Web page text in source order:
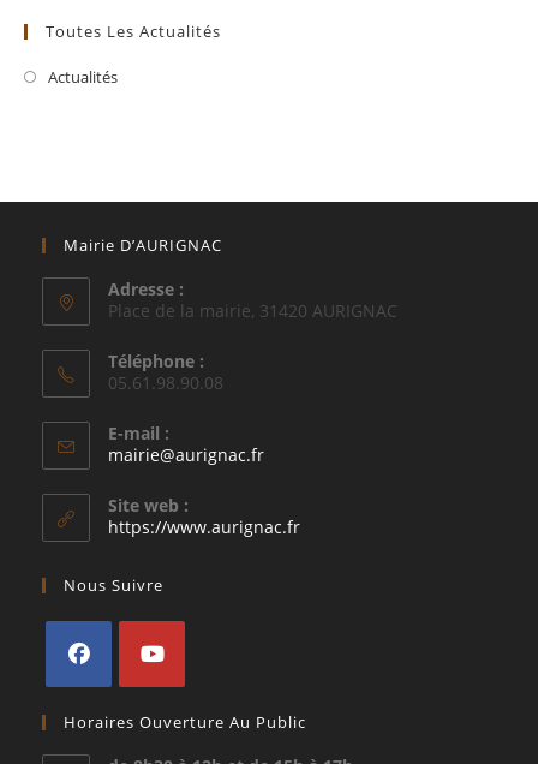
Toutes Les Actualités
Actualités
Mairie D’AURIGNAC
Adresse :
Place de la mairie, 31420 AURIGNAC
Téléphone :
05.61.98.90.08
E-mail :
mairie@aurignac.frS’ouvre
application
Site web :
https://www.aurignac.fr
Nous Suivre
dans
dans
Horaires Ouverture Au Public